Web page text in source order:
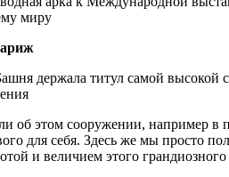
миру
держала титул самой
об этом сооружении, например
для себя. Здесь же мы просто
и величием этого